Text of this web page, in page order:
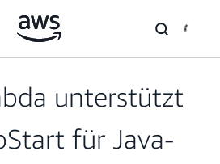
unterstützt
für Java-